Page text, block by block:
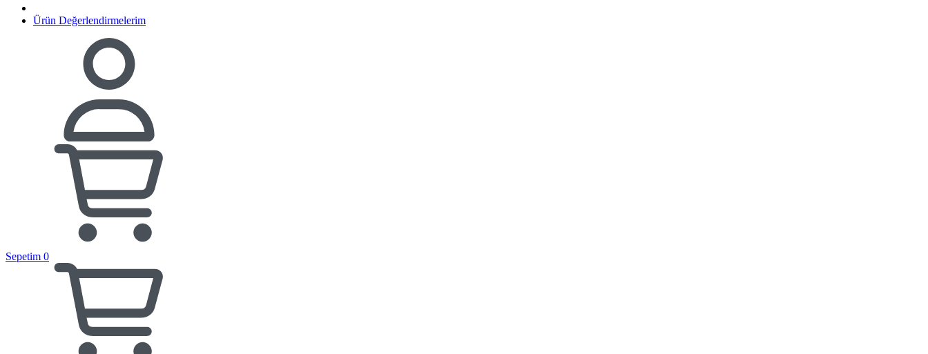
Ürün Değerlendirmelerim
Sepetim 0